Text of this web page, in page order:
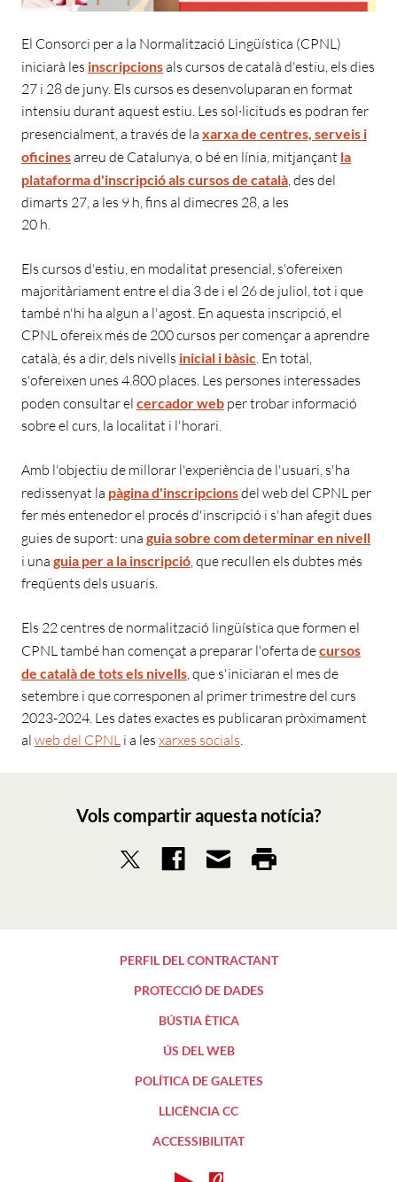
El Consorci per a la Normalització Lingüística (CPNL)
iniciarà les inscripcionsals cursos de català d'estiu, els dies
27 i 28 de juny. Els cursos es desenvoluparan en format
intensiu durant aquest estiu. Les sol·licituds es podran fer
presencialment, a través de la xarxa de centres, serveis i
oficinesarreu de Catalunya, o bé en línia, mitjançant la
plataforma d'inscripció als cursos de català, des del
dimarts 27, a les 9 h, fins al dimecres 28, a les
20 h.
Els cursos d'estiu, en modalitat presencial, s'ofereixen
majoritàriament entre el dia 3 de i el 26 de juliol, tot i que
també n'hi ha algun a l'agost. En aquesta inscripció, el
CPNL ofereix més de 200 cursos per començar a aprendre
català, és a dir, dels nivells inicial i bàsic. En total,
s'ofereixen unes 4.800 places. Les persones interessades
poden consultar el cercador web per trobar informació
sobre el curs, la localitat i l'horari.
Amb l'objectiu de millorar l'experiència de l'usuari, s'ha
redissenyat la pàgina d'inscripcionsdel web del CPNL per
fer més entenedor el procés d'inscripció i s'han afegit dues
guies de suport: una guia sobre com determinar en nivell
i una guia per a la inscripció, que recullen els dubtes més
freqüents dels usuaris.
Els 22 centres de normalització lingüística que formen el
CPNL també han començat a preparar l'oferta decursos
de català de tots els nivells, que s'iniciaran el mes de
setembre i que corresponen al primer trimestre del curs
2023-2024. Les dates exactes es publicaran pròximament
al web del CPNL i a les xarxes socials.
Vols compartir aquesta notícia?
PERFIL DEL CONTRACTANT
PROTECCIÓ DE DADES
BÚSTIA ÈTICA
ÚS DEL WEB
POLÍTICA DE GALETES
LLICÈNCIA CC
ACCESSIBILITAT